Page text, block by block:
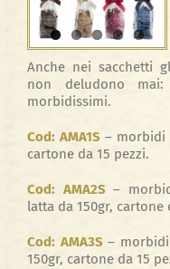
Anche nei sacchetti
non deludono
morbidissimi.
Cod: AMA1S – morbidi
cartone da 15 pezzi.
Cod: AMA2S –
latta da 150gr, cartone
Cod: AMA3S –
150gr, cartone da 15